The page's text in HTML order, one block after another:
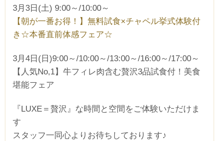
3月3日(土) 9:00～/10:00～
【朝が一番お得！】無料試食×チャペル挙式体験付
き☆本番直前体感フェア☆
3月4日(日)9:00～/10:00～/13:00～/16:00～/17:00～
【人気No,1】牛フィレ肉含む贅沢3品試食付！美食
堪能フェア
『LUXE＝贅沢』な時間と空間をご体験いただけま
す
スタッフ一同心よりお待ちしております♪